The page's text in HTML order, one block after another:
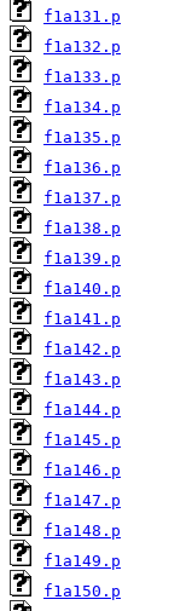
f1a131.p
f1a132.p
f1a133.p
f1a134.p
f1a135.p
f1a136.p
f1a137.p
f1a138.p
f1a139.p
f1a140.p
f1a141.p
f1a142.p
f1a143.p
f1a144.p
f1a145.p
f1a146.p
f1a147.p
f1a148.p
f1a149.p
f1a150.p